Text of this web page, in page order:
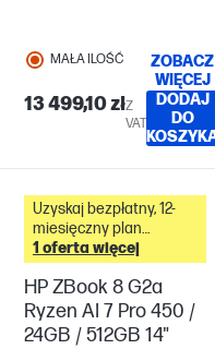
MAŁA ILOŚĆ
13 499,10 złZ
VAT
ZOBACZ
WIĘCEJ
DODAJ
DO
Uzyskaj bezpłatny, 12-
miesięczny plan
fotografii Adobe
Creative Cloud z tym
komputerem &
1 oferta więcej
HP ZBook 8 G2a
Ryzen AI 7 Pro 450 /
24GB / 512GB 14"